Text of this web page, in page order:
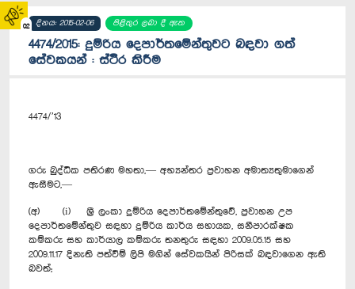
02 දිනය: 2015-02-06 පිළිතුර ලබා දී ඇත
4474/2015: දුම්රිය දෙපාර්තමේන්තුවට බඳවා ගත්
සේවකයන් : ස්ථිර කිරීම
4474/’13
ගරු බුද්ධික පතිරණ මහතා,— අභ්‍යන්තර ප්‍රවාහන අමාත්‍යතුමාගෙන්
ඇසීමට,—
(අ) (i) ශ්‍රී ලංකා දුම්රිය දෙපාර්තමේන්තුවේ, ප්‍රවාහන උප
දෙපාර්තමේන්තුව සඳහා දුම්රිය කාර්ය සහායක, සනීපාරක්ෂක
කම්කරු සහ කාර්යාල කම්කරු තනතුරු සඳහා 2009.05.15 සහ
2009.11.17 දිනැති පත්වීම් ලිපි මගින් සේවකයින් පිරිසක් බඳවාගෙන ඇති
බවත්;